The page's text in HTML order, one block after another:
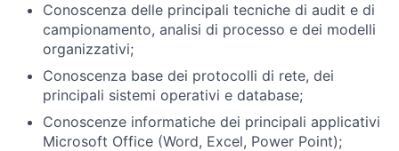
Conoscenza delle principali tecniche di audit e di
campionamento, analisi di processo e dei modelli
organizzativi;
Conoscenza base dei protocolli di rete, dei
principali sistemi operativi e database;
Conoscenze informatiche dei principali applicativi
Microsoft Office (Word, Excel, Power Point);